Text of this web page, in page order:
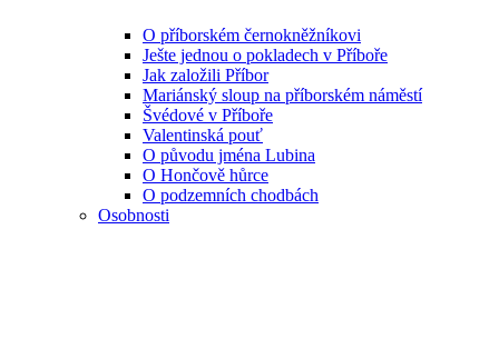
O příborském černokněžníkovi
Ješte jednou o pokladech v Příboře
Jak založili Příbor
Mariánský sloup na příborském náměstí
Švédové v Příboře
Valentinská pouť
O původu jména Lubina
O Hončově hůrce
O podzemních chodbách
Osobnosti